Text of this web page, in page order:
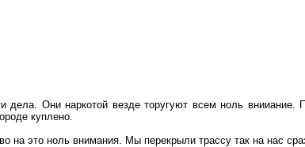
дела. Они наркотой вездеторугуют всем ноль внииание.
куплено.
на это ноль внимания. Мы перекрыли трассу так на нас